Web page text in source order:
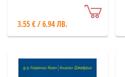
3.55 € / 6.94 ЛВ.